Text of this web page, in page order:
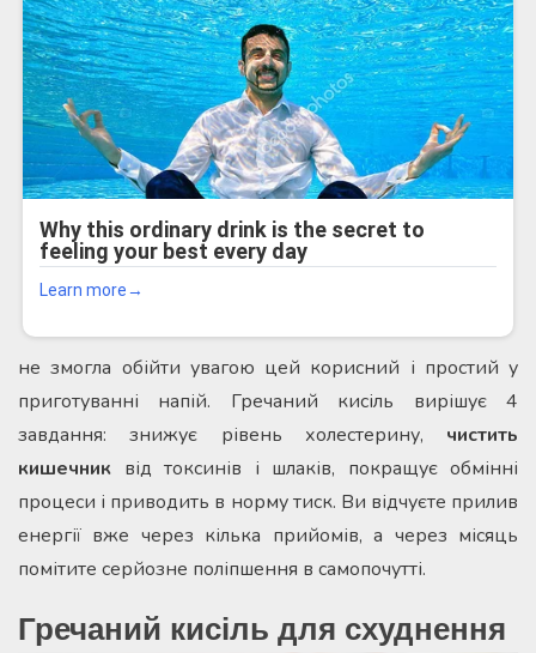
не змогла обійти увагою цей корисний і простий у
приготуванні напій. Гречаний кисіль вирішує 4
завдання: знижує рівень холестерину, чистить
кишечник від токсинів і шлаків, покращує обмінні
процеси і приводить в норму тиск. Ви відчуєте прилив
енергії вже через кілька прийомів, а через місяць
помітите серйозне поліпшення в самопочутті.
Гречаний кисіль для схуднення